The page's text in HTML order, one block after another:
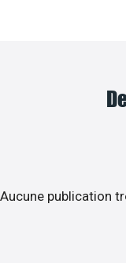
Aucune publication